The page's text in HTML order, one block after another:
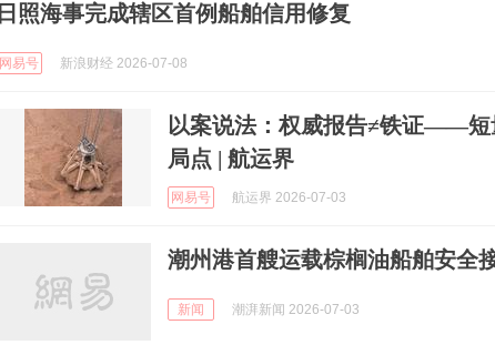
日照海事完成辖区首例船舶信用修复
网易号 新浪财经 2026-07-08
以案说法：权威报告≠铁证——短
局点 | 航运界
网易号 航运界 2026-07-03
潮州港首艘运载棕榈油船舶安全
新闻 潮湃新闻 2026-07-03